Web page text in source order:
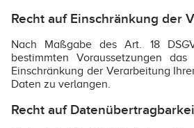
Recht auf Einschränkung der
Nach Maßgabe des Art. 18
bestimmten Voraussetzungen
Einschränkung der Verarbeitung
Daten zu verlangen.
Recht auf